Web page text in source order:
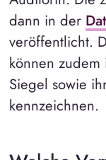
dann in der
veröffentlicht.
können
Siegel sowie
kennzeichnen.